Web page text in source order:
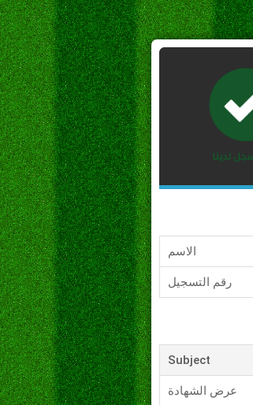
الاسم
رقم التسجيل
Subject
عرض الشهادة